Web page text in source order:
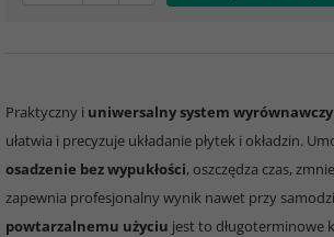
Praktyczny i uniwersalny system wyrównawczy
ułatwia i precyzuje układanie płytek i okładzin.
osadzenie bez wypukłości, oszczędza czas,
zapewnia profesjonalny wynik nawet przy
powtarzalnemu użyciu jest to długoterminowe